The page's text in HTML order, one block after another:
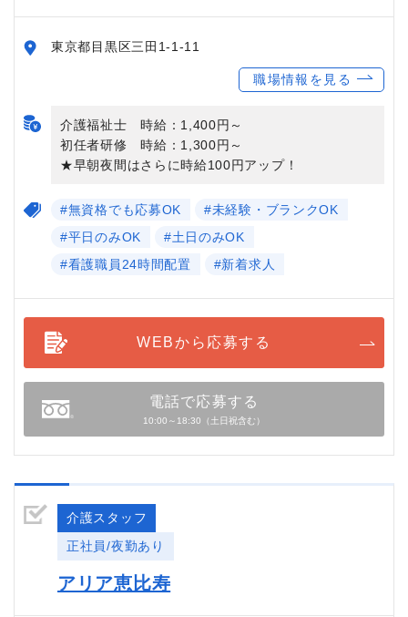
東京都目黒区三田1-1-11
職場情報を見る
介護福祉士 時給：1,400円～
初任者研修 時給：1,300円～
★早朝夜間はさらに時給100円アップ！
#無資格でも応募OK
#未経験・ブランクOK
#平日のみOK
#土日のみOK
#看護職員24時間配置
#新着求人
WEBから応募する
電話で応募する
10:00～18:30（土日祝含む）
介護スタッフ
正社員/夜勤あり
アリア恵比寿